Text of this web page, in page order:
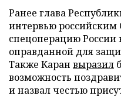
Ранее глава
интервью
спецоперацию России
оправданной для
Также Каран выразил
возможность
и назвал честью